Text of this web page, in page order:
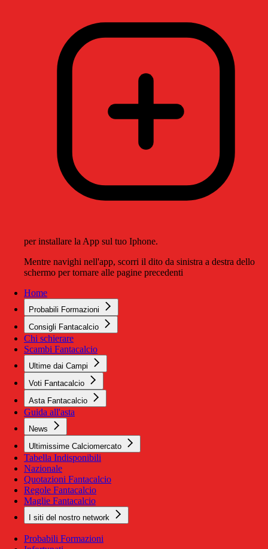
per installare la App sul tuo Iphone.
Mentre navighi nell'app, scorri il dito da sinistra a destra dello
schermo per tornare alle pagine precedenti
Home
Probabili Formazioni
Consigli Fantacalcio
Chi schierare
Scambi Fantacalcio
Ultime dai Campi
Voti Fantacalcio
Asta Fantacalcio
Guida all'asta
News
Ultimissime Calciomercato
Tabella Indisponibili
Nazionale
Quotazioni Fantacalcio
Regole Fantacalcio
Maglie Fantacalcio
I siti del nostro network
Probabili Formazioni